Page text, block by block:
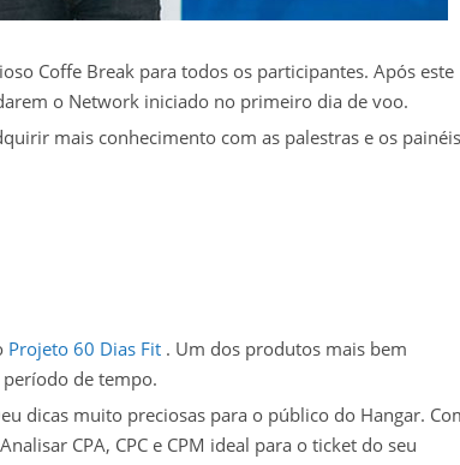
Coffe Break para todos os participantes. Após este
o Network iniciado no primeiro dia de voo.
mais conhecimento com as palestras e os painéis
Projeto 60 Dias Fit . Um dos produtos mais bem
de tempo.
dicas muito preciosas para o público do Hangar.
CPA, CPC e CPM ideal para o ticket do seu